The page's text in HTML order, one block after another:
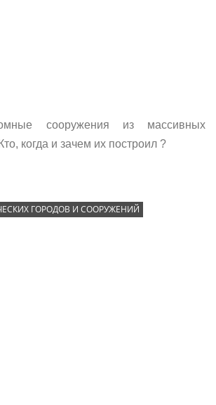
сооружения из массивных
когда и зачем их построил ?
ГОРОДОВ И СООРУЖЕНИЙ